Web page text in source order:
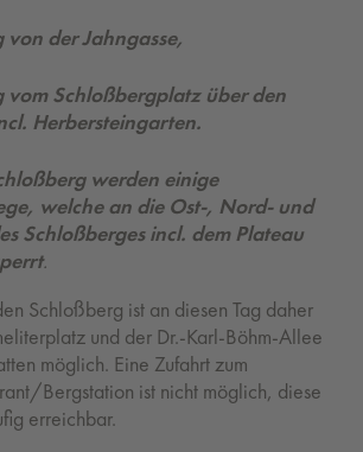
der Jahngasse,
vom Schloßbergplatz über den
Herbersteingarten.
werden einige
welche an die Ost-, Nord- und
Schloßberges incl. dem Plateau
.
Schloßberg ist an diesen Tag daher
und der Dr.-Karl-Böhm-Allee
möglich. Eine Zufahrt zum
Bergstation ist nicht möglich, diese
erreichbar.